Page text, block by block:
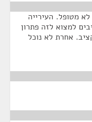
מטופל. העירייה
למצוא לזה פתרון
תקציב. אחרת לא נוכל